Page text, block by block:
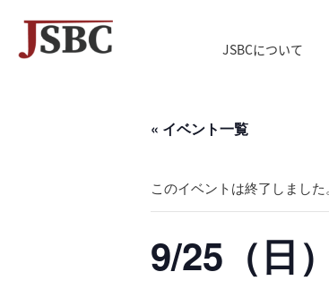
JSBCについて
« イベント一覧
このイベントは終了しました
9/25（日